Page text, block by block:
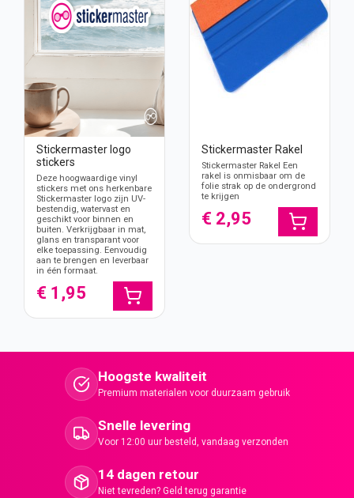
Stickermaster logo
stickers
Deze hoogwaardige vinyl
stickers met ons herkenbare
Stickermaster logo zijn UV-
bestendig, watervast en
geschikt voor binnen en
buiten. Verkrijgbaar in mat,
glans en transparant voor
elke toepassing. Eenvoudig
aan te brengen en leverbaar
in één formaat.
€ 1,95
Stickermaster Rakel
Stickermaster Rakel Een
rakel is onmisbaar om de
folie strak op de ondergrond
te krijgen
€ 2,95
Hoogste kwaliteit
Premium materialen voor duurzaam gebruik
Snelle levering
Voor 12:00 uur besteld, vandaag verzonden
14 dagen retour
Niet tevreden? Geld terug garantie